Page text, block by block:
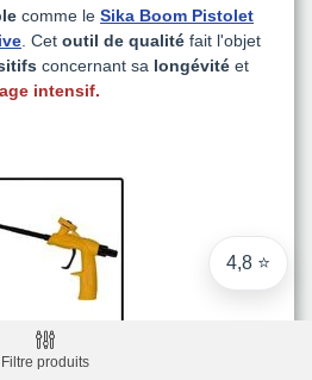
comme le Sika Boom Pistolet
. Cet outil de qualité fait l'objet
concernant sa longévité et
intensif.
Voir Le Produit
4,8 ⭐
Express, Chez vous, Point relais, Retrait magasin
● Exceptionnel
Filtre produits